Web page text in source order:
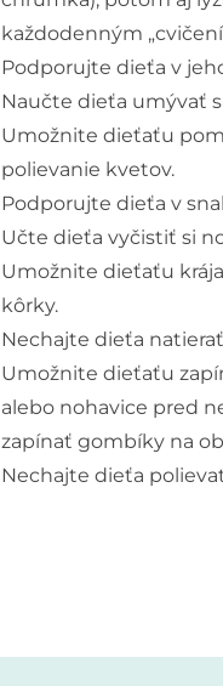
každodenným
Podporujte dieťa v
Naučte dieťa umývať
Umožnite dieťaťu
polievanie kvetov.
Podporujte dieťa v
Učte dieťa vyčistiť si
Umožnite dieťaťu
kôrky.
Nechajte dieťa
Umožnite dieťaťu
alebo nohavice pred
zapínať gombíky na
Nechajte dieťa